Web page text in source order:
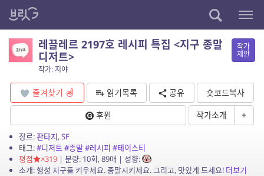
레끌레르 2197호 레시피 특집 <지구 종말
디저트>
작가: 지야
작가
제안
즐겨찾기 읽기목록 공유
숏코드복사
후원
작가소개 +
장르:판타지,SF
태그:#디저트#종말#레시피 #테이스티
평점
×319| 분량: 10회, 89매 | 성향:
소개: 행성 지구를 키우세요. 종말시키세요. 그리고, 맛있게 드세요! 더보기